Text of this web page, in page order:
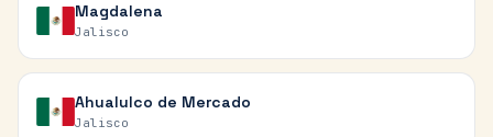
Magdalena
Jalisco
Ahualulco de Mercado
Jalisco